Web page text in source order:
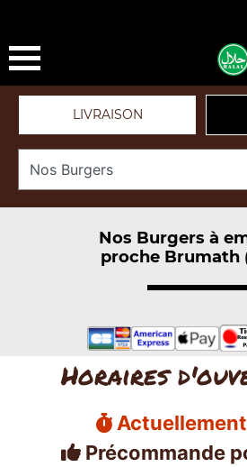
LIVRAISON
Nos Burgers à
proche Brumath
Horaires
Précommande